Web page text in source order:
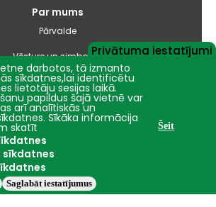
Par mums
Pārvalde
Vēsture un simbolika
pārskati un pašnovērtējuma ziņojumi
Iepirkumi
Nāc studēt
Privātuma iestatījumi
darbotos, tā izmanto
sīkdatnes,lai identificētu
lietotāju sesijas laikā.
papildus šajā vietnē var
arī analītiskās un
Sīkāka informācija
skatīt Šeit
sīkdatnes
Saglabāt iestatījumus